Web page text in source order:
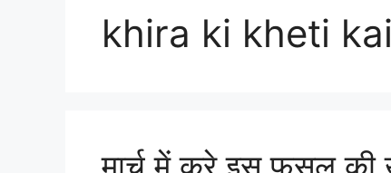
khira ki kheti